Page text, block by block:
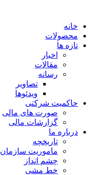
خانه
محصولات
تازه ها
اخبار
مقالات
رسانه
تصاویر
ویدئوها
حاکمیت شرکتی
صورت های مالی
گزارشات مالی
درباره ما
تاریخچه
ماموریت سازمان
چشم انداز
خط مشی